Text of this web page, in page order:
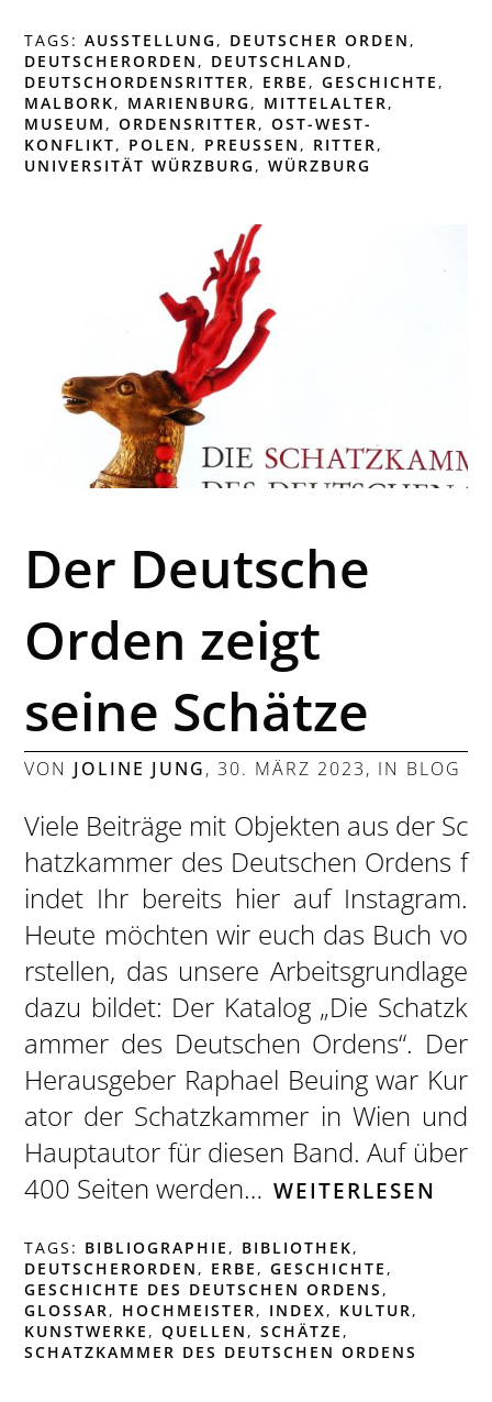
TAGS:AUSSTELLUNG , DEUTSCHER ORDEN ,
DEUTSCHERORDEN , DEUTSCHLAND,
DEUTSCHORDENSRITTER , ERBE ,GESCHICHTE ,
MALBORK, MARIENBURG , MITTELALTER ,
MUSEUM ,ORDENSRITTER ,OST-WEST-
KONFLIKT, POLEN , PREUSSEN , RITTER ,
UNIVERSITÄT WÜRZBURG ,WÜRZBURG
Der Deutsche
Orden zeigt
seine Schätze
VON JOLINE JUNG,30. MÄRZ 2023, IN BLOG
Viele Beiträge mit Objekten aus der Sc
hatzkammer des Deutschen Ordens f
indet Ihr bereits hier auf Instagram.
Heute möchten wir euch das Buch vo
rstellen, das unsere Arbeitsgrundlage
dazu bildet: Der Katalog „Die Schatzk
ammer des Deutschen Ordens“. Der
Herausgeber Raphael Beuing war Kur
ator der Schatzkammer in Wien und
Hauptautor für diesen Band. Auf über
400 Seiten werden… WEITERLESEN
TAGS: BIBLIOGRAPHIE , BIBLIOTHEK,
DEUTSCHERORDEN , ERBE ,GESCHICHTE ,
GESCHICHTE DES DEUTSCHEN ORDENS ,
GLOSSAR, HOCHMEISTER, INDEX, KULTUR,
KUNSTWERKE ,QUELLEN ,SCHÄTZE ,
SCHATZKAMMER DES DEUTSCHEN ORDENS